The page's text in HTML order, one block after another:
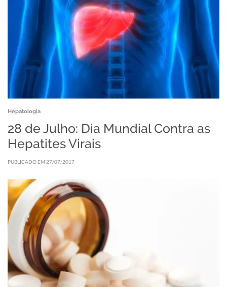
Hepatologia
28 de Julho: Dia Mundial Contra as
Hepatites Virais
PUBLICADO EM 27/07/2017